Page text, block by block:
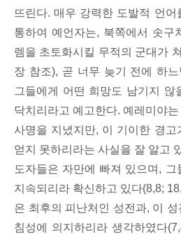
뜨린다. 매우 강력한 도발적 언
통하여 예언자는, 북쪽에서 솟구
렘을 초토화시킬 무적의 군대가
장 참조), 곧 너무 늦기 전에 하
그들에게 어떤 희망도 남기지 않
닥치리라고 예고한다. 예레미야
사명을 지녔지만, 이 기이한 경고
얻지 못하리라는 사실을 잘 알고
도자들은 자만에 빠져 있으며, 그
지속되리라 확신하고 있다(8,8;
은 최후의 피난처인 성전과, 이
침성에 의지하리라 생각하였다